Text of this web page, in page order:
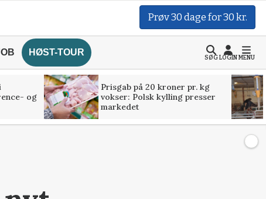
Prøv 30 dage for 30 kr.
HØST-TOUR
SØGLOGINMENU
og
Prisgab på 20 kroner pr. kg
vokser: Polsk kylling presser
markedet